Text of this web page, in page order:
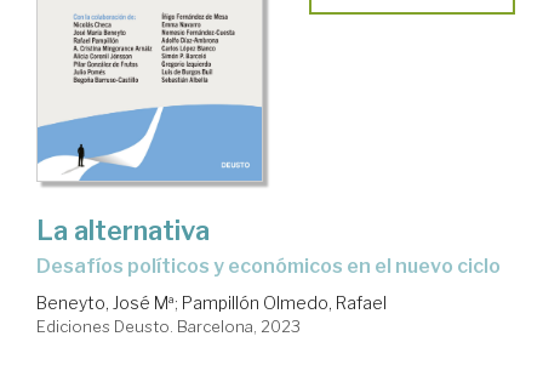
La alternativa
desafíos políticos y económicos en el nuevo ciclo
Beneyto, José Mª; Pampillón Olmedo, Rafael
Ediciones Deusto. Barcelona, 2023